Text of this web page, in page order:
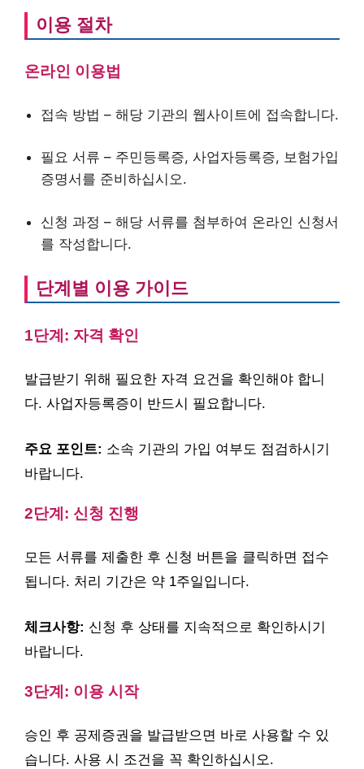
이용 절차
온라인 이용법
접속 방법 – 해당 기관의 웹사이트에 접속합니다.
필요 서류 – 주민등록증, 사업자등록증, 보험가입
증명서를 준비하십시오.
신청 과정 – 해당 서류를 첨부하여 온라인 신청서
를 작성합니다.
단계별 이용 가이드
1단계: 자격 확인
발급받기 위해 필요한 자격 요건을 확인해야 합니
다. 사업자등록증이 반드시 필요합니다.
주요 포인트: 소속 기관의 가입 여부도 점검하시기
바랍니다.
2단계: 신청 진행
모든 서류를 제출한 후 신청 버튼을 클릭하면 접수
됩니다. 처리 기간은 약 1주일입니다.
체크사항: 신청 후 상태를 지속적으로 확인하시기
바랍니다.
3단계: 이용 시작
승인 후 공제증권을 발급받으면 바로 사용할 수 있
습니다. 사용 시 조건을 꼭 확인하십시오.